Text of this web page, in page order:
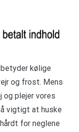
kølige
og frost. Mens
og plejer vores
vigtigt at huske
for neglene